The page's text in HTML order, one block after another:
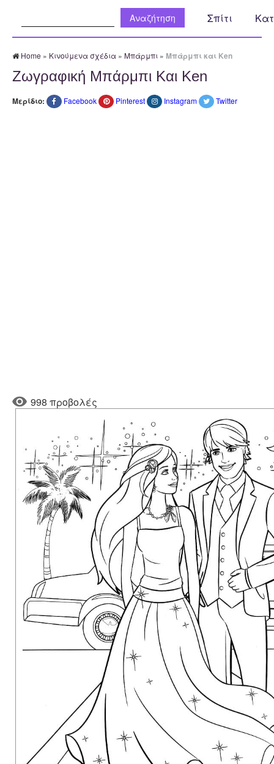
Σπίτι
Home » Κινούμενα σχέδια » Μπάρμπι » Μπάρμπι και Ken
Ζωγραφική Μπάρμπι Και Ken
Μερίδιο: Facebook Pinterest Instagram Twitter
998 προβολές